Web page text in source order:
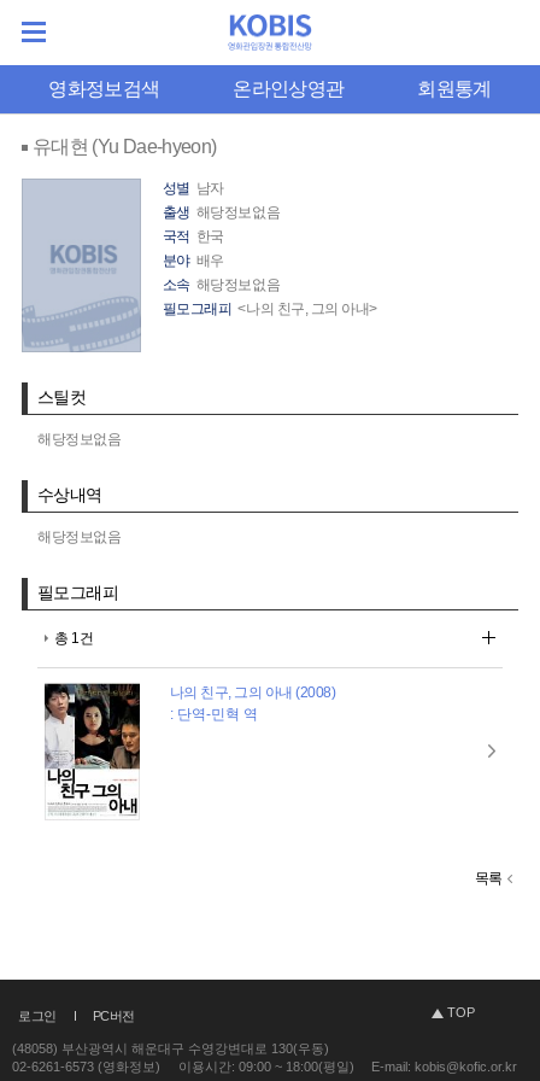
영화정보검색 온라인상영관 회원통계
유대현 (Yu Dae-hyeon)
성별 남자
출생 해당정보없음
국적 한국
분야 배우
소속 해당정보없음
필모그래피 <나의 친구, 그의 아내>
스틸컷
해당정보없음
수상내역
해당정보없음
필모그래피
총 1건
나의 친구, 그의 아내 (2008)
: 단역-민혁 역
목록
로그인 PC버전 TOP
(48058) 부산광역시 해운대구 수영강변대로 130(우동)
02-6261-6573 (영화정보)
이용시간: 09:00 ~ 18:00(평일) E-mail: kobis@kofic.or.kr